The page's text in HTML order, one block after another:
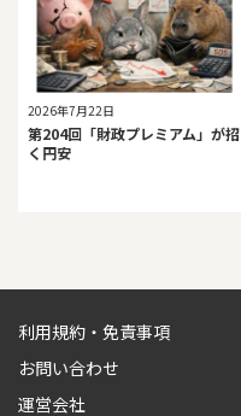
2026年7月22日
第204回「財政プレミアム」が招
く円安
利用規約・免責事項
お問い合わせ
運営会社